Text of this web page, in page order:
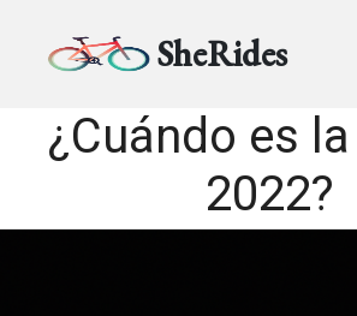
SheRides
¿Cuándo es
2022?